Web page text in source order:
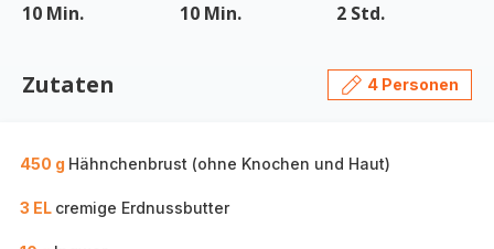
10 Min. 10 Min. 2 Std.
Zutaten 4 Personen
450 g Hähnchenbrust (ohne Knochen und Haut)
3 EL cremige Erdnussbutter